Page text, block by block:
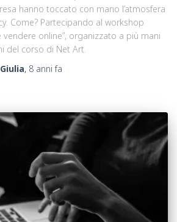
hanno toccato con mano l’atmosfera
Come? Partecipando al workshop
vendere online”, organizzato a più mani
del corso di Net Art.
, 8 anni fa